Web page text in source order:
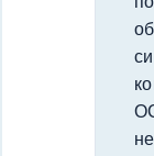
не